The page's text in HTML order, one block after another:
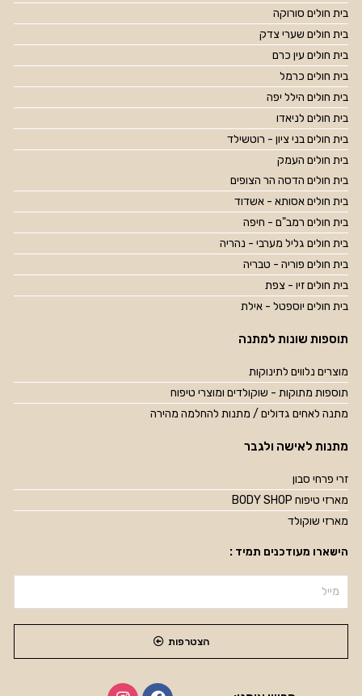
בית חולים סורוקה
בית חולים שערי צדק
בית חולים עין כרם
בית חולים כרמל
בית חולים הילל יפה
בית חולים לניאדו
בית חולים בני ציון - רוטשילד
בית חולים העמק
בית חולים הדסה הר הצופים
בית חולים אסותא - אשדוד
בית חולים רמב"ם - חיפה
בית חולים גליל מערבי - נהריה
בית חולים פוריה - טבריה
בית חולים זיו - צפת
בית חולים יוספטל - אילת
תוספות שונות למתנה
מוצרים נלווים לתינוקות
תוספות מתוקות - שוקולדים ומוצרי טיפוח
מתנה לאחים גדולים / מתנות להחלמה מהירה
מתנות לאישה ולגבר
זרי פרחי סבון
מארזי טיפוח BODY SHOP
מארזי שוקולד
הישארו מעודכנים תמיד :
הצטרפות